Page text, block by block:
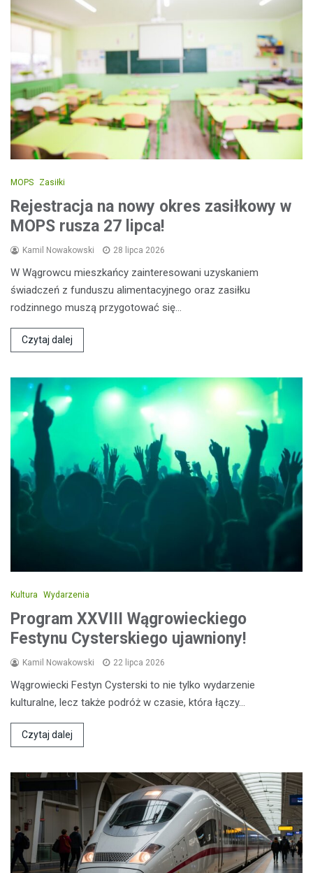
MOPS Zasiłki
Rejestracja na nowy okres zasiłkowy w
MOPS rusza 27 lipca!
Kamil Nowakowski 28 lipca 2026
W Wągrowcu mieszkańcy zainteresowani uzyskaniem
świadczeń z funduszu alimentacyjnego oraz zasiłku
rodzinnego muszą przygotować się…
Czytaj dalej
Kultura Wydarzenia
Program XXVIII Wągrowieckiego
Festynu Cysterskiego ujawniony!
Kamil Nowakowski 22 lipca 2026
Wągrowiecki Festyn Cysterski to nie tylko wydarzenie
kulturalne, lecz także podróż w czasie, która łączy…
Czytaj dalej